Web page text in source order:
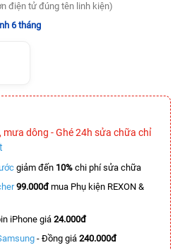
điện tử đúng tên linh kiện)
6 tháng
mưa dông - Ghé 24h sửa chữa chỉ
giảm đến 10% chi phí sửa chữa
99.000đmua Phụ kiện REXON &
iPhone giá 24.000đ
- Đồng giá 240.000đ